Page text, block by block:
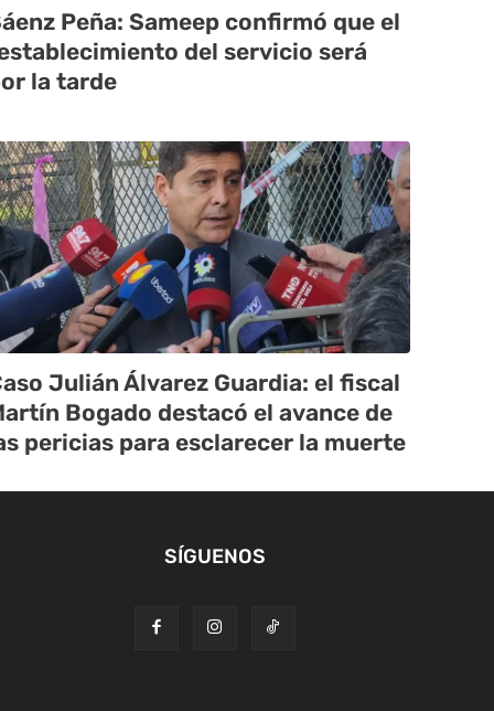
Peña: Sameep confirmó que el
del servicio será
la tarde
Julián Álvarez Guardia: el fiscal
Bogado destacó el avance de
pericias para esclarecer la muerte
SÍGUENOS